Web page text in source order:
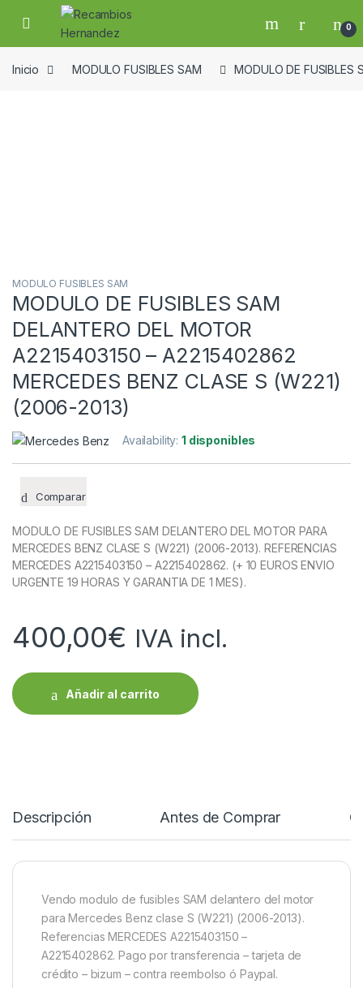
Skip to navigation
Skip to content
Open 0
Inicio MODULO FUSIBLES SAM MODULO DE FUSIBLES
MODULO FUSIBLES SAM
MODULO DE FUSIBLES SAM
DELANTERO DEL MOTOR
A2215403150 – A2215402862
MERCEDES BENZ CLASE S (W221)
(2006-2013)
Availability:1 disponibles
Comparar
MODULO DE FUSIBLES SAM DELANTERO DEL MOTOR PARA
MERCEDES BENZ CLASE S (W221) (2006-2013). REFERENCIAS
MERCEDES A2215403150 – A2215402862. (+ 10 EUROS ENVIO
URGENTE 19 HORAS Y GARANTIA DE 1 MES).
400,00€ IVA incl.
Añadir al carrito
Descripción Antes de Comprar
Vendo modulo de fusibles SAM delantero del motor
para Mercedes Benz clase S (W221) (2006-2013).
Referencias MERCEDES A2215403150 –
A2215402862. Pago por transferencia – tarjeta de
crédito – bizum – contra reembolso ó Paypal.